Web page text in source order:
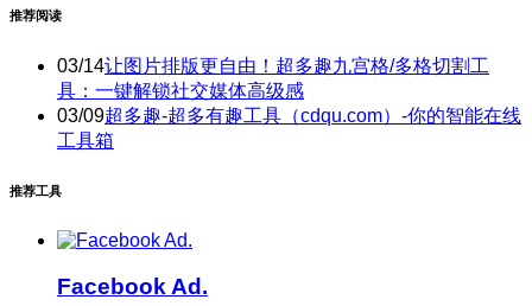
03/14
具：一键解锁社交媒体高级感
03/09超多趣-超多有趣工具（cdqu.com）-你的智能在线
工具箱
推荐工具
Facebook Ad.
AI生成适合Facebook风格的推广文案